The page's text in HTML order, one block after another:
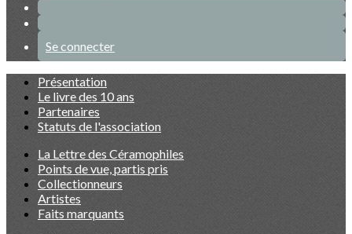
Se connecter
Présentation
Le livre des 10 ans
Partenaires
Statuts de l'association
La Lettre des Céramophiles
Points de vue, partis pris
Collectionneurs
Artistes
Faits marquants